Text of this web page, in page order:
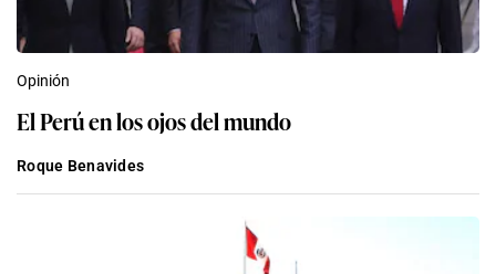
Opinión
El Perú en los ojos del mundo
Roque Benavides